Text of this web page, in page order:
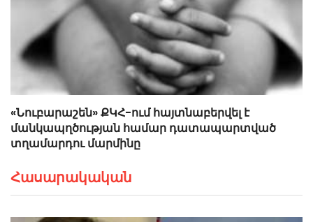
«Նուբարաշեն» ՔԿՀ-ում հայտնաբերվել է
մանկապղծության համար դատապարտված
տղամարդու մարմինը
Հասարակական